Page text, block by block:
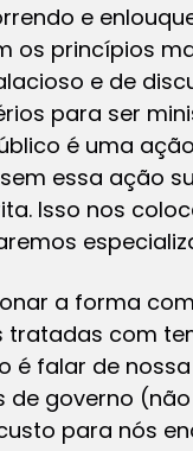
e
os princípios
e de
para ser
é uma
essa ação
Isso nos
a forma
com
falar de
de governo
para nós